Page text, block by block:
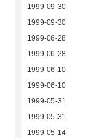
1999-09-30
1999-09-30
1999-06-28
1999-06-28
1999-06-10
1999-06-10
1999-05-31
1999-05-31
1999-05-14